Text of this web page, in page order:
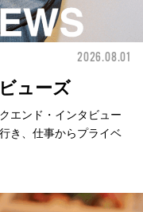
2026.08.01
ューズ
エンド・インタビュー
き、仕事からプライベ